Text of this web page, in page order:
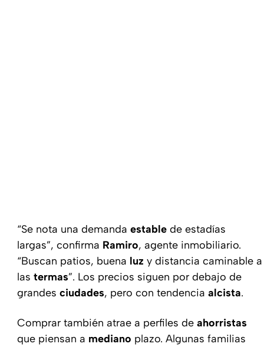
“Se nota una demanda estable de estadías
largas”, confirma Ramiro, agente inmobiliario.
“Buscan patios, buena luz y distancia caminable a
las termas”. Los precios siguen por debajo de
grandes ciudades, pero con tendencia alcista.
Comprar también atrae a perfiles de ahorristas
que piensan a mediano plazo. Algunas familias